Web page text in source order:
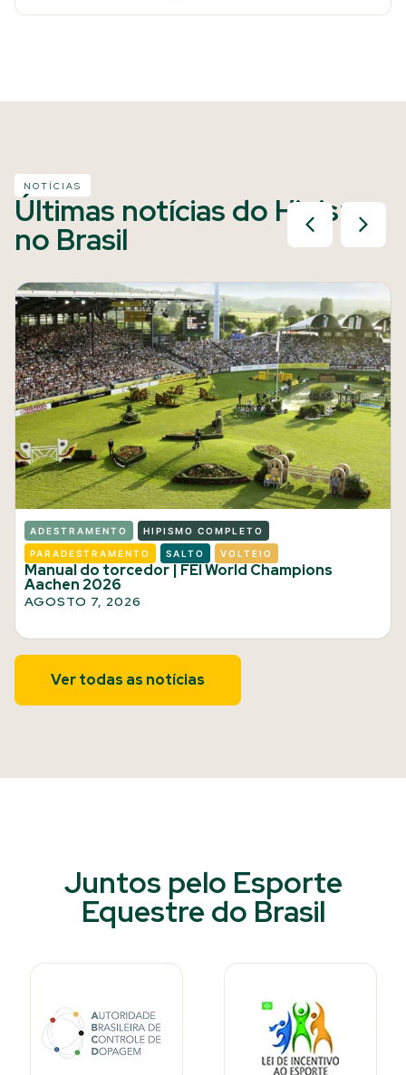
NOTÍCIAS
Últimas notícias do Hipismo
no Brasil
ADESTRAMENTO HIPISMO COMPLETO
PARADESTRAMENTO SALTO VOLTEIO
Manual do torcedor | FEI World Champions
Aachen 2026
AGOSTO 7, 2026
Ver todas as notícias
Juntos pelo Esporte
Equestre do Brasil​